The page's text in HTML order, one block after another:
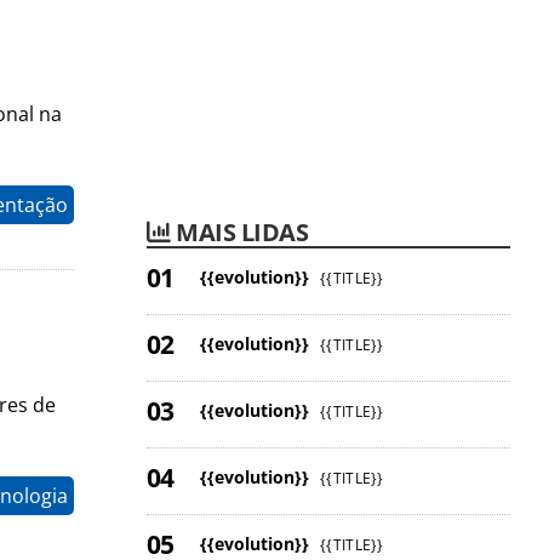
na
de
MAIS LIDAS
{{evolution}} {{TITLE}}
{{evolution}} {{TITLE}}
{{evolution}} {{TITLE}}
{{evolution}} {{TITLE}}
{{evolution}} {{TITLE}}